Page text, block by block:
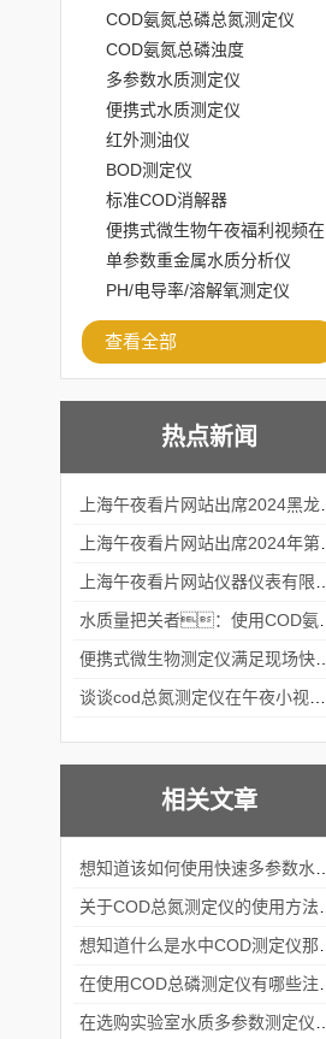
COD氨氮总磷总氮测定仪
COD氨氮总磷浊度
多参数水质测定仪
便携式水质测定仪
红外测油仪
BOD测定仪
标准COD消解器
便携式微生物午夜福利视频在
线观看
单参数重金属水质分析仪
PH/电导率/溶解氧测定仪
查看全部
热点新闻
相关文章